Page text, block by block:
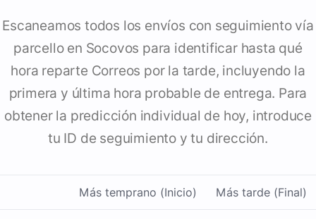
Escaneamos todos los envíos con seguimiento vía
parcello en Socovos para identificar hasta qué
hora reparte Correos por la tarde, incluyendo la
primera y última hora probable de entrega. Para
obtener la predicción individual de hoy, introduce
tu ID de seguimiento y tu dirección.
Más temprano (Inicio) Más tarde (Final)